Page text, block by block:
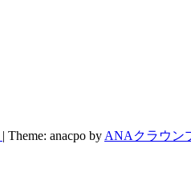
| Theme: anacpo by ANAクラウン